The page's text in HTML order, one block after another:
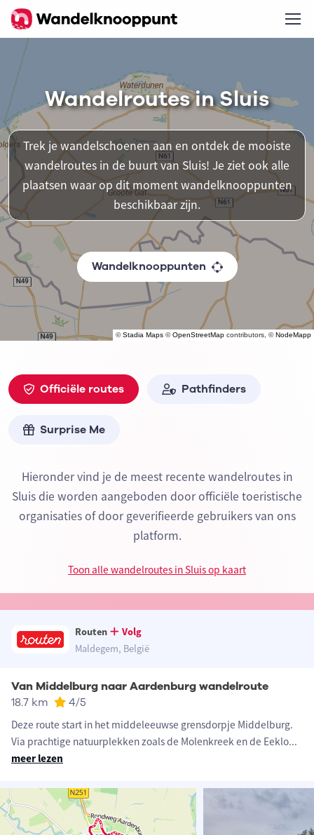
©Stadia Maps ©OpenStreetMap contributors, ©NodeMapp
Wandelroutes in Sluis
Trek je wandelschoenen aan en ontdek de mooiste
wandelroutes in de buurt van Sluis! Je ziet ook alle
plaatsen waar op dit moment wandelknooppunten
beschikbaar zijn.
Wandelknooppunten
Officiële routes Pathfinders
Surprise Me
Hieronder vind je de meest recente wandelroutes in
Sluis die worden aangeboden door officiële toeristische
organisaties of door geverifieerde gebruikers van ons
platform.
Toon alle wandelroutes in Sluis op kaart
Routen
Volg
Maldegem, België
Van Middelburg naar Aardenburg wandelroute
18.7 km 4/5
Deze route start in het middeleeuwse grensdorpje Middelburg.
Via prachtige natuurplekken zoals de Molenkreek en de Eeklo...
meer lezen